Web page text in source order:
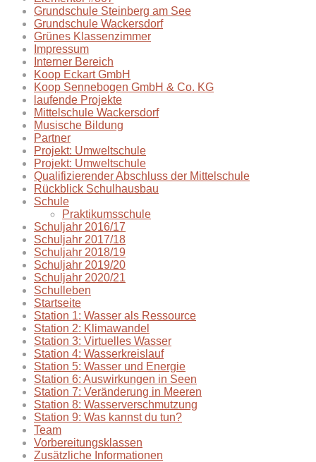
Grundschule Steinberg am See
Grundschule Wackersdorf
Grünes Klassenzimmer
Impressum
Interner Bereich
Koop Eckart GmbH
Koop Sennebogen GmbH & Co. KG
laufende Projekte
Mittelschule Wackersdorf
Musische Bildung
Partner
Projekt: Umweltschule
Projekt: Umweltschule
Qualifizierender Abschluss der Mittelschule
Rückblick Schulhausbau
Schule
Praktikumsschule
Schuljahr 2016/17
Schuljahr 2017/18
Schuljahr 2018/19
Schuljahr 2019/20
Schuljahr 2020/21
Schulleben
Startseite
Station 1: Wasser als Ressource
Station 2: Klimawandel
Station 3: Virtuelles Wasser
Station 4: Wasserkreislauf
Station 5: Wasser und Energie
Station 6: Auswirkungen in Seen
Station 7: Veränderung in Meeren
Station 8: Wasserverschmutzung
Station 9: Was kannst du tun?
Team
Vorbereitungsklassen
Zusätzliche Informationen